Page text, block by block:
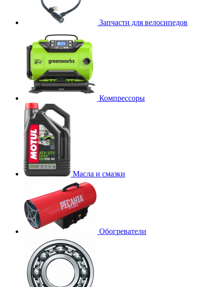
Запчасти для велосипедов
Компрессоры
Масла и смазки
Обогреватели